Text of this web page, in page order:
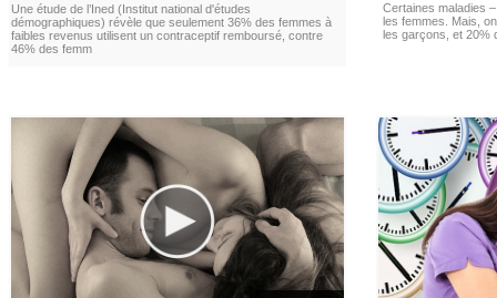
Une étude de l’Ined (Institut national d'études
démographiques) révèle que seulement 36% des femmes à
faibles revenus utilisent un contraceptif remboursé, contre
46% des femm
Certaines maladies
les femmes. Mais,
les garçons, et 20%